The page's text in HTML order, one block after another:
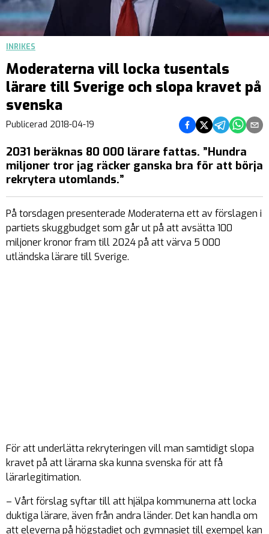
INRIKES
Moderaterna vill locka tusentals
lärare till Sverige och slopa kravet på
svenska
Publicerad 2018-04-19 Dela på Facebook
Dela på Twitter
Dela påDela på
Dela
2031 beräknas 80 000 lärare fattas. ”Hundra
miljoner tror jag räcker ganska bra för att börja
rekrytera utomlands.”
På torsdagen presenterade Moderaterna ett av förslagen i
partiets skuggbudget som går ut på att avsätta 100
miljoner kronor fram till 2024 på att värva 5 000
utländska lärare till Sverige.
För att underlätta rekryteringen vill man samtidigt slopa
kravet på att lärarna ska kunna svenska för att få
lärarlegitimation.
– Vårt förslag syftar till att hjälpa kommunerna att locka
duktiga lärare, även från andra länder. Det kan handla om
att eleverna på högstadiet och gymnasiet till exempel kan